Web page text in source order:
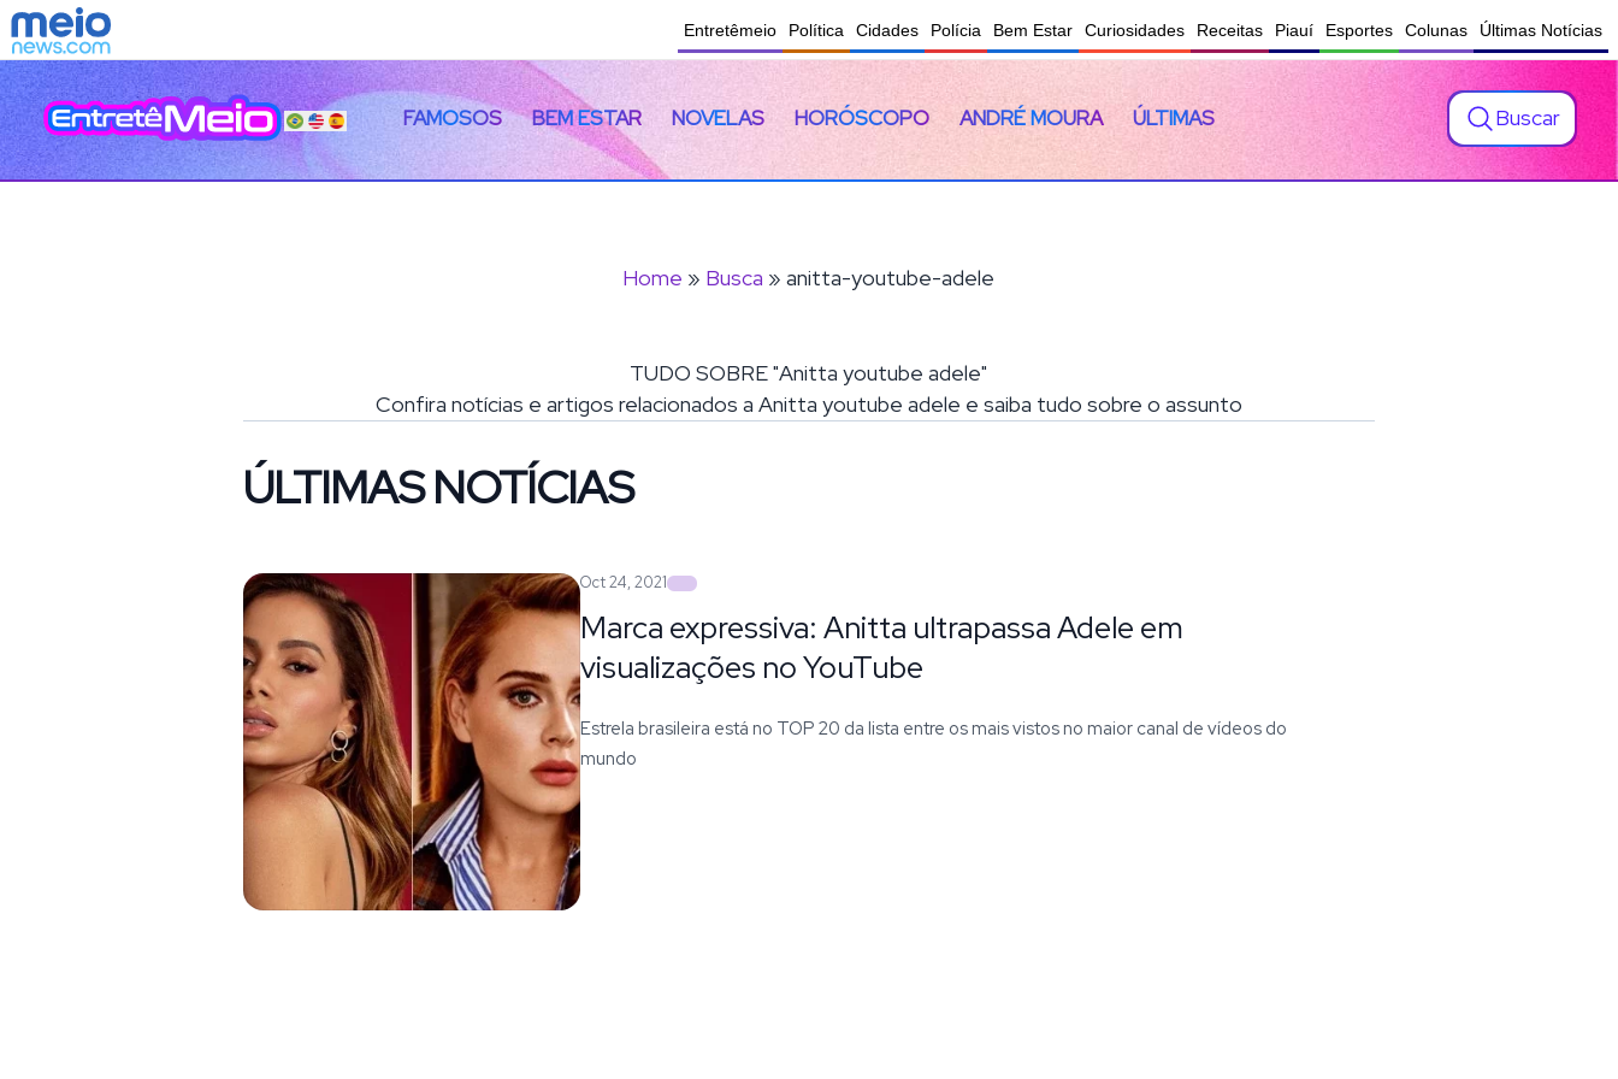
Entretêmeio Política Cidades Polícia Bem Estar Curiosidades Receitas Piauí Esportes Colunas Últimas Notícias
FAMOSOS BEM ESTAR NOVELAS HORÓSCOPO ANDRÉ MOURA ÚLTIMAS Buscar
Home » Busca » anitta-youtube-adele
TUDO SOBRE "Anitta youtube adele"
Confira notícias e artigos relacionados a Anitta youtube adele e saiba tudo sobre o assunto
ÚLTIMAS NOTÍCIAS
Oct 24, 2021
Marca expressiva: Anitta ultrapassa Adele em
visualizações no YouTube
Estrela brasileira está no TOP 20 da lista entre os mais vistos no maior canal de vídeos do
mundo